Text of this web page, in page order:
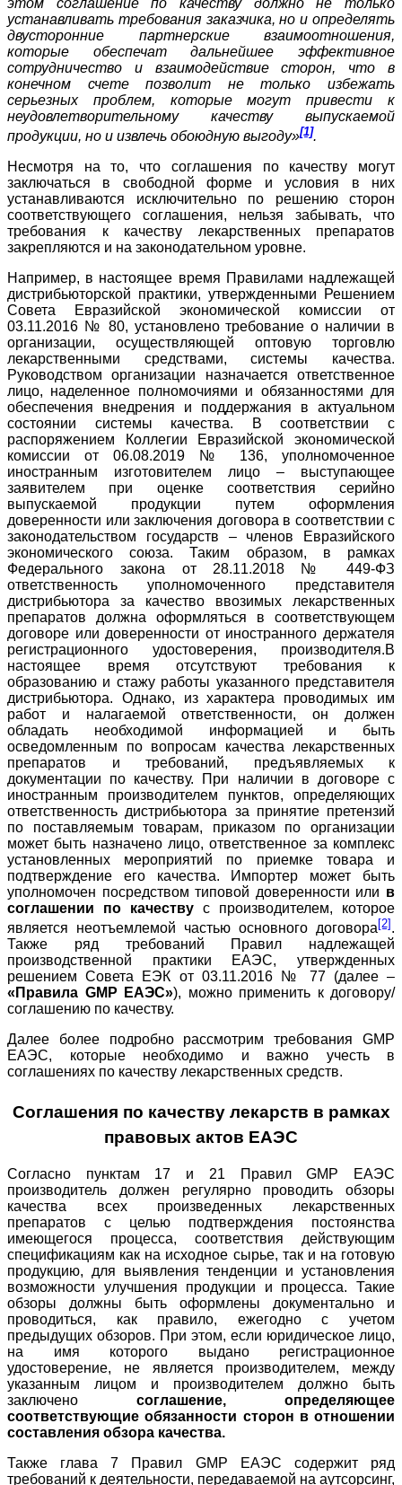
устанавливать требования заказчика, но и определять
двусторонние партнерские взаимоотношения,
которые обеспечат дальнейшее эффективное
сотрудничество и взаимодействие сторон, что в
конечном счете позволит не только избежать
серьезных проблем, которые могут привести к
неудовлетворительному качеству выпускаемой
продукции, но и извлечь обоюдную выгоду»[1].
Несмотря на то, что соглашения по качеству могут
заключаться в свободной форме и условия в них
устанавливаются исключительно по решению сторон
соответствующего соглашения, нельзя забывать, что
требования к качеству лекарственных препаратов
закрепляются и на законодательном уровне.
Например, в настоящее время Правилами надлежащей
дистрибьюторской практики, утвержденными Решением
Совета Евразийской экономической комиссии от
03.11.2016 № 80, установлено требование о наличии в
организации, осуществляющей оптовую торговлю
лекарственными средствами, системы качества.
Руководством организации назначается ответственное
лицо, наделенное полномочиями и обязанностями для
обеспечения внедрения и поддержания в актуальном
состоянии системы качества. В соответствии с
распоряжением Коллегии Евразийской экономической
комиссии от 06.08.2019 № 136, уполномоченное
иностранным изготовителем лицо – выступающее
заявителем при оценке соответствия серийно
выпускаемой продукции путем оформления
доверенности или заключения договора в соответствии с
законодательством государств – членов Евразийского
экономического союза. Таким образом, в рамках
Федерального закона от 28.11.2018 № 449-ФЗ
ответственность уполномоченного представителя
дистрибьютора за качество ввозимых лекарственных
препаратов должна оформляться в соответствующем
договоре или доверенности от иностранного держателя
регистрационного удостоверения, производителя.В
настоящее время отсутствуют требования к
образованию и стажу работы указанного представителя
дистрибьютора. Однако, из характера проводимых им
работ и налагаемой ответственности, он должен
обладать необходимой информацией и быть
осведомленным по вопросам качества лекарственных
препаратов и требований, предъявляемых к
документации по качеству. При наличии в договоре с
иностранным производителем пунктов, определяющих
ответственность дистрибьютора за принятие претензий
по поставляемым товарам, приказом по организации
может быть назначено лицо, ответственное за комплекс
установленных мероприятий по приемке товара и
подтверждение его качества. Импортер может быть
уполномочен посредством типовой доверенности или в
соглашении по качеству с производителем, которое
является неотъемлемой частью основного договора[2] .
Также ряд требований Правил надлежащей
производственной практики ЕАЭС, утвержденных
решением Совета ЕЭК от 03.11.2016 № 77 (далее –
«Правила GMP ЕАЭС»), можно применить к договору/
соглашению по качеству.
Далее более подробно рассмотрим требования GMP
ЕАЭС, которые необходимо и важно учесть в
соглашениях по качеству лекарственных средств.
Соглашения по качеству лекарств в рамках
правовых актов ЕАЭС
Согласно пунктам 17 и 21 Правил GMP ЕАЭС
производитель должен регулярно проводить обзоры
качества всех произведенных лекарственных
препаратов с целью подтверждения постоянства
имеющегося процесса, соответствия действующим
спецификациям как на исходное сырье, так и на готовую
продукцию, для выявления тенденции и установления
возможности улучшения продукции и процесса. Такие
обзоры должны быть оформлены документально и
проводиться, как правило, ежегодно с учетом
предыдущих обзоров. При этом, если юридическое лицо,
на имя которого выдано регистрационное
удостоверение, не является производителем, между
указанным лицом и производителем должно быть
заключено соглашение, определяющее
соответствующие обязанности сторон в отношении
составления обзора качества.
Также глава 7 Правил GMP ЕАЭС содержит ряд
требований к деятельности, передаваемой на аутсорсинг,